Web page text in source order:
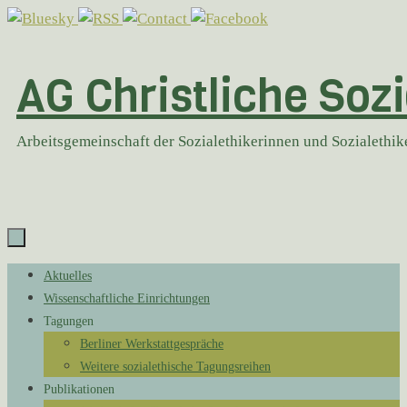
Zum
AG Christliche
Arbeitsgemeinschaft der Sozialethikerinnen und
Zum
Inhalt
springen
Aktuelles
Wissenschaftliche Einrichtungen
Tagungen
Berliner Werkstattgespräche
Weitere sozialethische Tagungsreihen
Publikationen